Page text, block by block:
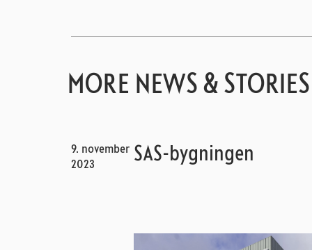
MORE NEWS & STORIES
9. november
2023
SAS-bygningen